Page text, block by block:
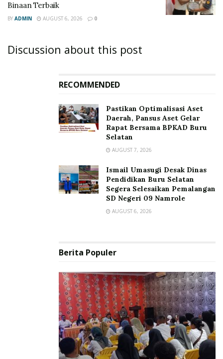
Binaan Terbaik
BY ADMIN AUGUST 6, 2026 0
Discussion about this post
RECOMMENDED
Pastikan Optimalisasi Aset
Daerah, Pansus Aset Gelar
Rapat Bersama BPKAD Buru
Selatan
AUGUST 7, 2026
Ismail Umasugi Desak Dinas
Pendidikan Buru Selatan
Segera Selesaikan Pemalangan
SD Negeri 09 Namrole
AUGUST 6, 2026
Berita Populer